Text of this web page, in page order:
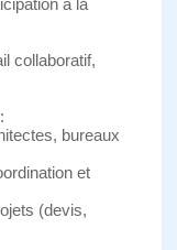
collaboratif,
bureaux
et
(devis,